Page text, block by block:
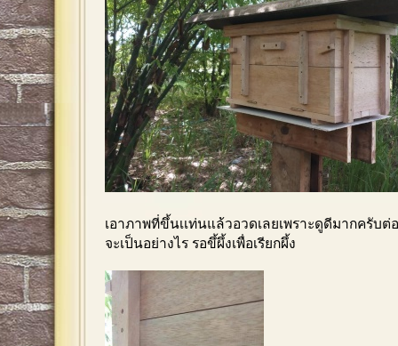
เอาภาพที่ขึ้นเเท่นแล้วอวดเลยเพราะดูดีมากครับ
จะเป็นอย่างไร รอขึ้ผึ้งเพื่อเรียกผึ้ง